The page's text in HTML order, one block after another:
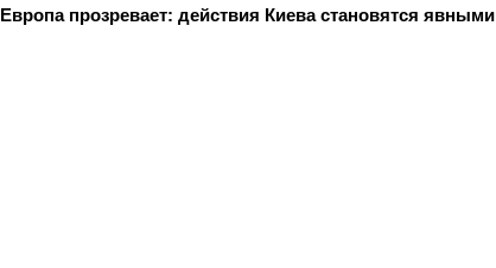
Европа прозревает: действия Киева становятся явными